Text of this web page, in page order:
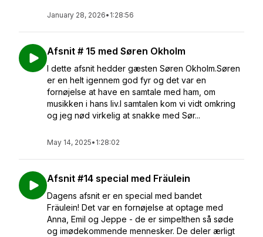
January 28, 2026• 1:28:56
Afsnit # 15 med Søren Okholm
I dette afsnit hedder gæsten Søren Okholm.Søren
er en helt igennem god fyr og det var en
fornøjelse at have en samtale med ham, om
musikken i hans liv.I samtalen kom vi vidt omkring
og jeg nød virkelig at snakke med Sør...
May 14, 2025• 1:28:02
Afsnit #14 special med Fräulein
Dagens afsnit er en special med bandet
Fräulein! Det var en fornøjelse at optage med
Anna, Emil og Jeppe - de er simpelthen så søde
og imødekommende mennesker. De deler ærligt